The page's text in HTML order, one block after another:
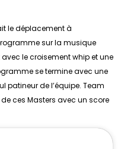
le déplacement à
sur la musique
le croisement whip et une
se termine avec une
patineur de l’équipe. Team
ces Masters avec un score